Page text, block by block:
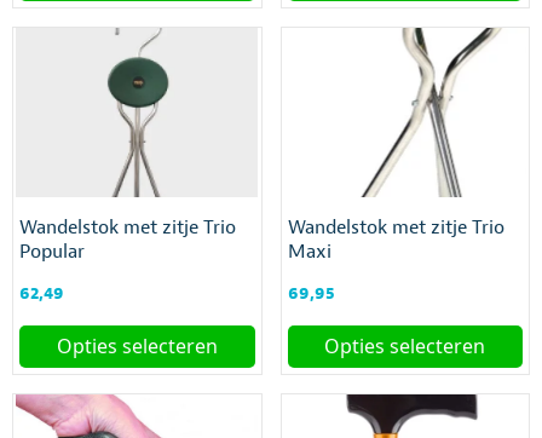
Wandelstok met zitje Trio
Popular
62,49
Opties selecteren
Dit
product
heeft
Wandelstok met zitje Trio
Maxi
69,95
Opties selecteren
Dit